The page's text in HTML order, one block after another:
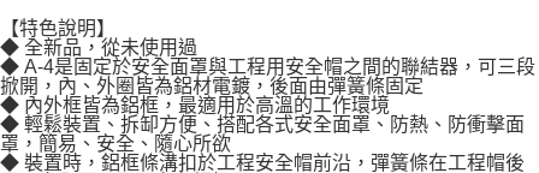
【特色說明】
◆ 全新品，從未使用過
◆ A-4是固定於安全面罩與工程用安全帽之間的聯結器，可三段
掀開，內、外圈皆為鋁材電鍍，後面由彈簧條固定
◆ 內外框皆為鋁框，最適用於高溫的工作環境
◆ 輕鬆裝置、拆缷方便、搭配各式安全面罩、防熱、防衝擊面
罩，簡易、安全、隨心所欲
◆ 裝置時，鋁框條溝扣於工程安全帽前沿，彈簧條在工程帽後